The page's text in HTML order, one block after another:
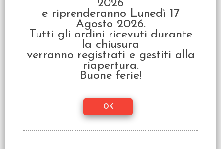
€ 49,99
€14,99
2026
e riprenderanno Lunedì 17
Agosto 2026.
Tutti gli ordini ricevuti durante
la chiusura
verranno registrati e gestiti alla
riapertura.
Buone ferie!